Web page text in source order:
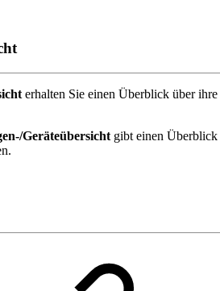
erhalten Sie einen Überblick über ihre
Geräteübersicht gibt einen Überblick